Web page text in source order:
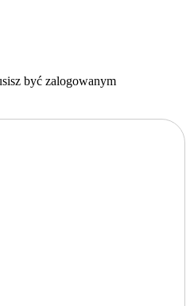
być zalogowanym